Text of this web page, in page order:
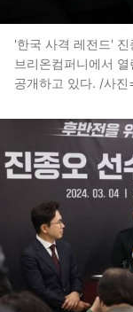
'한국 사격 레전드'
브리온컴퍼니에서
공개하고 있다. /사진